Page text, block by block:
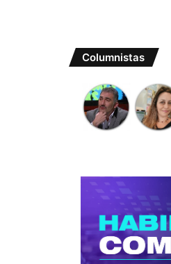
Columnistas